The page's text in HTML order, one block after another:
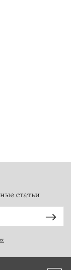
статьи